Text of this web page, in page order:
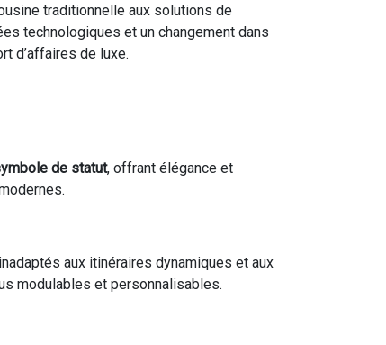
traditionnelle aux solutions de
technologiques et un changement dans
d’affaires de luxe.
de statut, offrant élégance et
aux itinéraires dynamiques et aux
modulables et personnalisables.